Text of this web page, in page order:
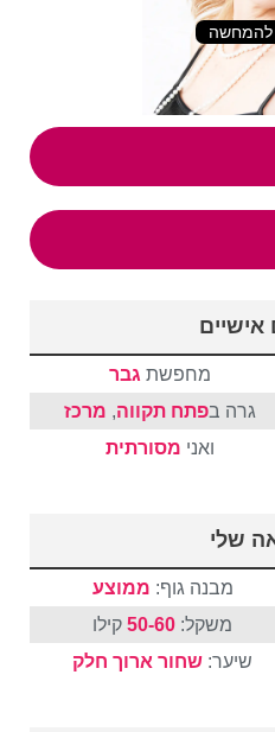
להמחשה
אישיים
מחפשת גבר
גרה בפתח תקווה, מרכז
ואני מסורתית
שלי
מבנה גוף: ממוצע
משקל: 50-60 קילו
שיער: שחור ארוך חלק